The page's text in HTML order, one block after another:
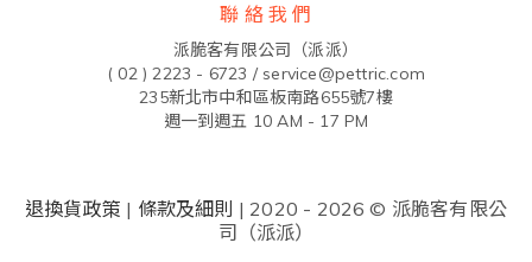
聯 絡 我 們
派脆客有限公司（派派）
( 02 ) 2223 - 6723 / service@pettric.com
235新北市中和區板南路655號7樓
週一到週五 10 AM - 17 PM
退換貨政策 | 條款及細則 | 2020 - 2026 © 派脆客有限公
司（派派）